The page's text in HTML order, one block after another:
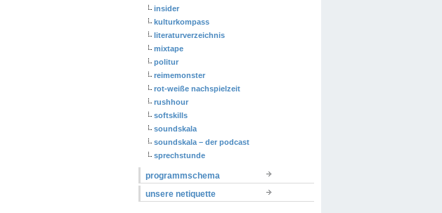
insider
kulturkompass
literaturverzeichnis
mixtape
politur
reimemonster
rot-weiße nachspielzeit
rushhour
softskills
soundskala
soundskala – der podcast
sprechstunde
programmschema
unsere netiquette